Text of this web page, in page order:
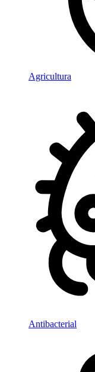
Agricultura
Antibacterial